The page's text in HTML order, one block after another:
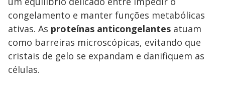
congelamento e manter funções metabólicas
ativas. As proteínas anticongelantes atuam
como barreiras microscópicas, evitando que
cristais de gelo se expandam e danifiquem as
células.